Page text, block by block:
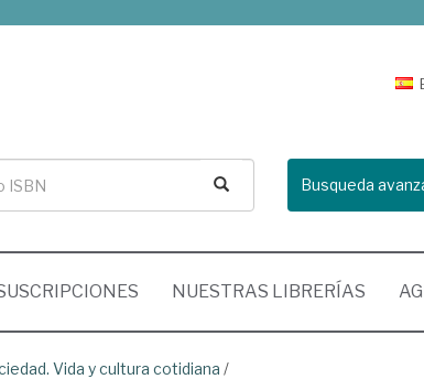
Busqueda
NUESTRAS LIBRERÍAS
Vida y cultura cotidiana /